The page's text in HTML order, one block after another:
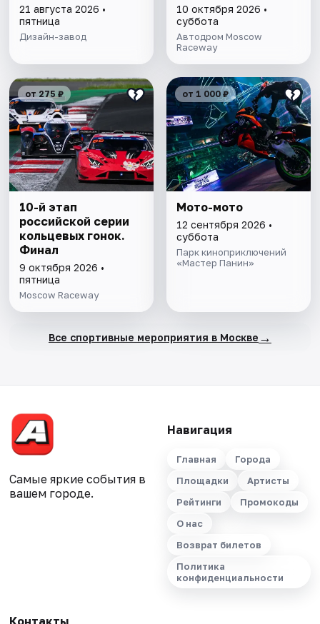
21 августа 2026 •
пятница
Дизайн-завод
10 октября 2026 •
суббота
Автодром Moscow
Raceway
от 275 ₽
10-й этап
российской серии
кольцевых гонок.
Финал
9 октября 2026 •
пятница
Moscow Raceway
от 1 000 ₽
Мото-мото
12 сентября 2026 •
суббота
Парк киноприключений
«Мастер Панин»
Все спортивные мероприятия в Москве →
Самые яркие события в
вашем городе.
Навигация
Главная
Города
Площадки
Артисты
Рейтинги
Промокоды
О нас
Возврат билетов
Политика
конфиденциальности